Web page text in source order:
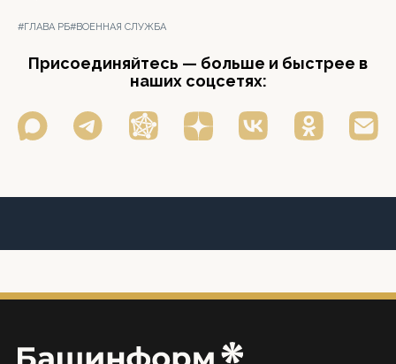
#ГЛАВА РБ#ВОЕННАЯ СЛУЖБА
Присоединяйтесь — больше и быстрее в
наших соцсетях: